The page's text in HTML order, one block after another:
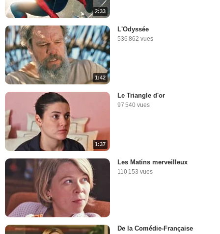
2:33
1:42
L'Odyssée
536 862 vues
1:37
Le Triangle d'or
97 540 vues
Les Matins merveilleux
110 153 vues
De la Comédie-Française